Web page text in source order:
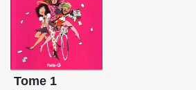
Tome 1